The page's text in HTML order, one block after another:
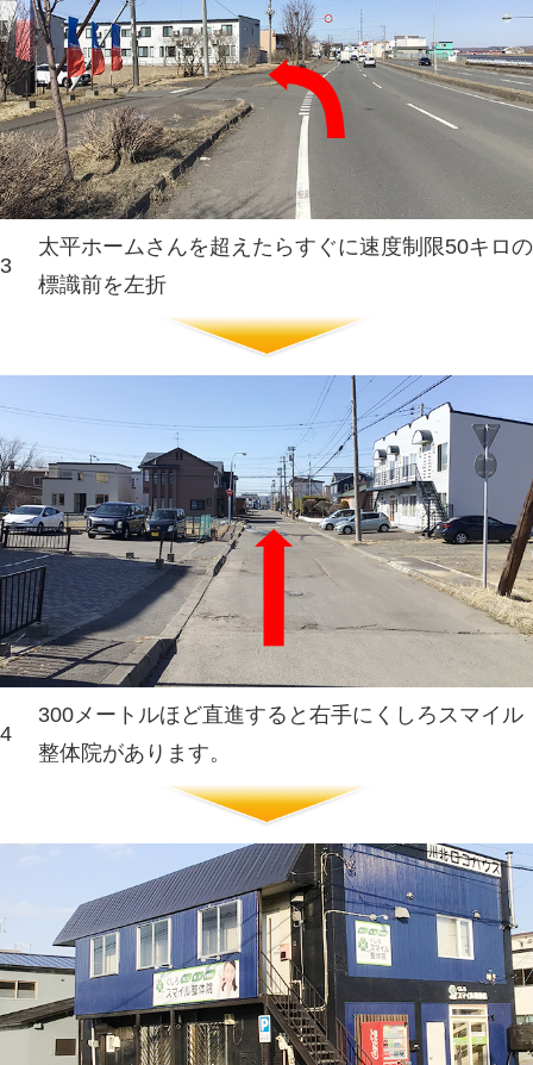
3
スーパーフクハラとローソンの
方面へ左折
4
オカモトセルフGSと下水処理
方面へ直進